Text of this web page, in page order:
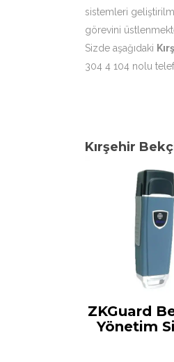
sistemleri
görevini
Sizde aşağıdaki
304 4 104 nolu
Kırşehir
ZKGuard
Yönetim